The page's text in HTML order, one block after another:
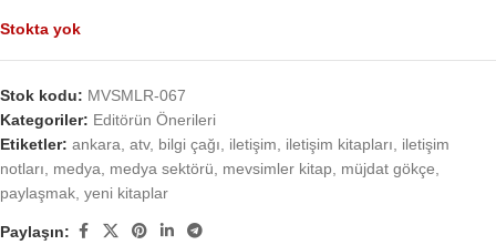
Stokta yok
Stok kodu: MVSMLR-067
Kategoriler: Editörün Önerileri
Etiketler: ankara atv, bilgi çağı iletişim iletişim kitapları
iletişim
notları
medya medya sektörü mevsimler kitap müjdat gökçe
paylaşmak yeni kitaplar
Paylaşın: